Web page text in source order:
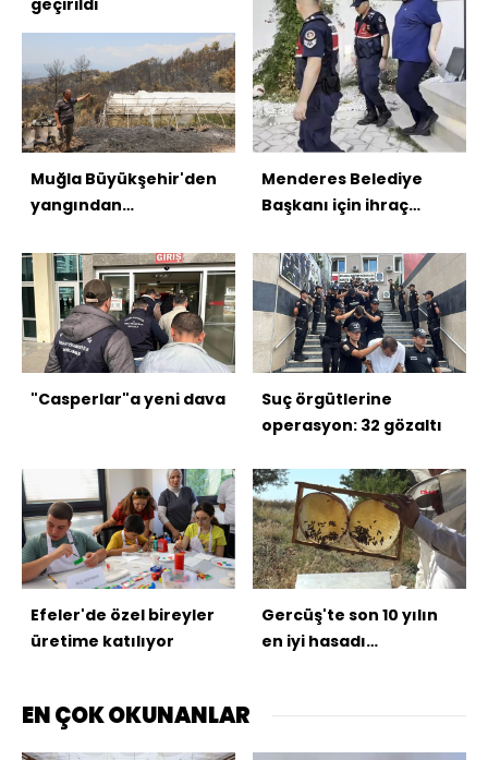
Muğla Büyükşehir'den
yangından
Menderes Belediye
Başkanı için ihraç
"Casperlar"a yeni dava
Suç örgütlerine
operasyon: 32 gözaltı
Efeler'de özel bireyler
üretime katılıyor
Gercüş'te son 10 yılın
en iyi hasadı
EN ÇOK OKUNANLAR